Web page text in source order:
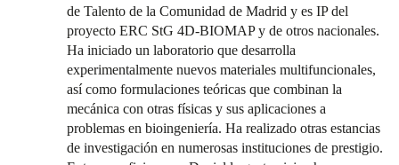
de Talento de la Comunidad de Madrid y es IP del
proyecto ERC StG 4D-BIOMAP y de otros nacionales.
Ha iniciado un laboratorio que desarrolla
experimentalmente nuevos materiales multifuncionales,
así como formulaciones teóricas que combinan la
mecánica con otras físicas y sus aplicaciones a
problemas en bioingeniería. Ha realizado otras estancias
de investigación en numerosas instituciones de prestigio.